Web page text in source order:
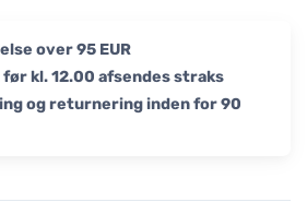
over 95 EUR
kl. 12.00 afsendes straks
og returnering inden for 90